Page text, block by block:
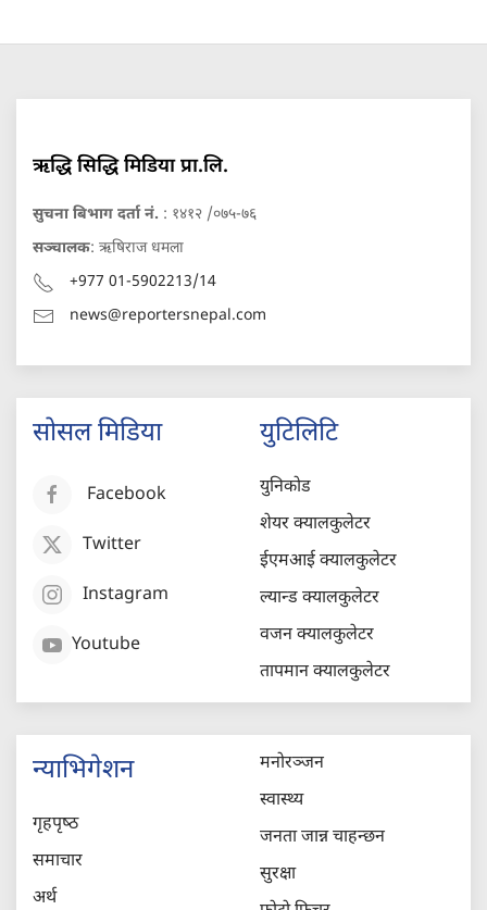
ऋद्धि सिद्धि मिडिया प्रा.लि.
सुचना बिभाग दर्ता नं. : १४१२ /०७५-७६
सञ्चालक: ऋषिराज धमला
+977 01-5902213/14
news@reportersnepal.com
सोसल मिडिया
Facebook
Twitter
Instagram
Youtube
युटिलिटि
युनिकोड
शेयर क्यालकुलेटर
ईएमआई क्यालकुलेटर
ल्यान्ड क्यालकुलेटर
वजन क्यालकुलेटर
तापमान क्यालकुलेटर
न्याभिगेशन
गृहपृष्‍ठ
समाचार
अर्थ
मनोरञ्जन
स्वास्थ्य
जनता जान्न चाहन्छन
सुरक्षा